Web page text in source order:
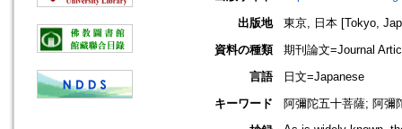
出版地
東京, 日本 [Tokyo,
資料の種類
期刊論文=Journal
言語
日文=Japanese
キーワード
阿彌陀五十菩薩; 阿彌